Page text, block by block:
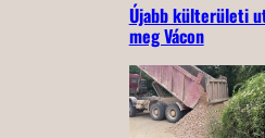
Újabb külterületi
meg Vácon